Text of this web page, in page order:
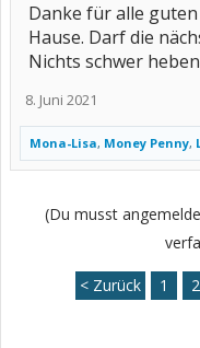
Danke für alle
Hause. Darf die
Nichts schwer
8. Juni 2021
Mona-Lisa, Money Penny,
(Du musst
< Zurück 1 2